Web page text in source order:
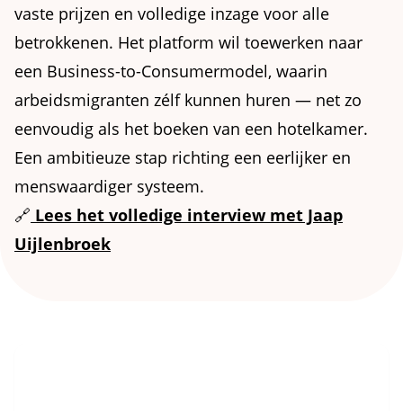
vaste prijzen en volledige inzage voor alle
betrokkenen. Het platform wil toewerken naar
een Business-to-Consumermodel, waarin
arbeidsmigranten zélf kunnen huren — net zo
eenvoudig als het boeken van een hotelkamer.
Een ambitieuze stap richting een eerlijker en
menswaardiger systeem.
🔗 Lees het volledige interview met Jaap
Uijlenbroek